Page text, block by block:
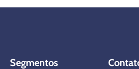
Segmentos